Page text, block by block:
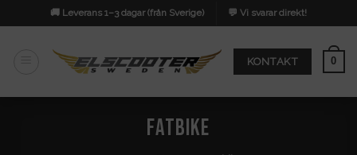
to
🚚 Leverans 1–3 dagar (från Sverige) 💬 Vi svarar direkt!
KONTAKT 0
Fatbike